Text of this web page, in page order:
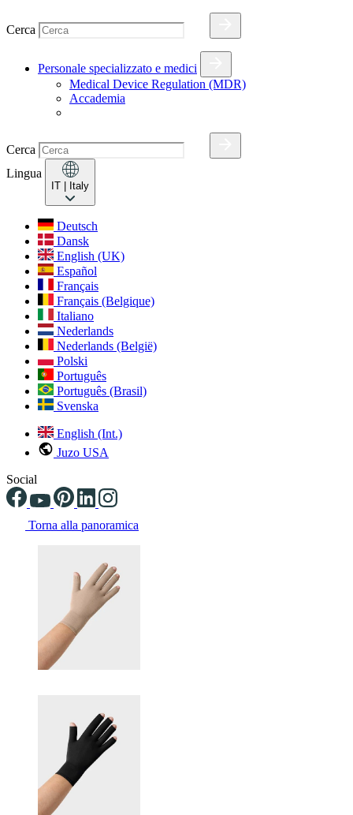
Cerca
Personale specializzato e medici
Medical Device Regulation (MDR)
Accademia
Cerca
Lingua
IT | Italy
Deutsch
Dansk
English (UK)
Español
Français
Français (Belgique)
Italiano
Nederlands
Nederlands (België)
Polski
Português
Português (Brasil)
Svenska
English (Int.)
Juzo USA
Social
Torna alla panoramica